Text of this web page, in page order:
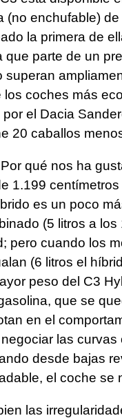
(no enchufable)
la primera de
que parte de un
superan
los coches más
por el Dacia
20 caballos
qué nos ha
1.199
es un poco
(5 litros a
pero cuando los
(6 litros el
peso del C3
que se
en el
las
desde bajas
el coche se
las